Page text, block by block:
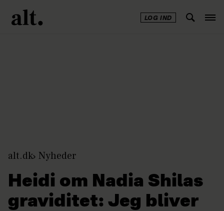
LOG IND
alt.dk Nyheder
Heidi om Nadia Shilas
graviditet: Jeg bliver